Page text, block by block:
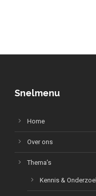
Snelmenu
Home
Over ons
Thema’s
Kennis &